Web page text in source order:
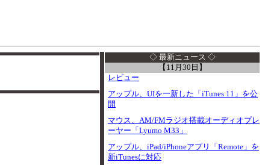
◇ 最新ニュース ◇
【11月30日】
レビュー
アップル、UIを一新した「iTunes 11」を公
開
マウス、AM/FMラジオ搭載オーディオプレ
ーヤー「Lyumo M33」
アップル、iPad/iPhoneアプリ「Remote」を
新iTunesに対応